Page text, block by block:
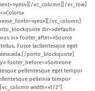
vc_column][/vc_row]
vc_column]
dir=»default»
in» footer_after=»Source
Fusce lacllentesque eget
porto_blockquote]
footer_before=»Someone
pellentesque eget tempor
pelleinia tempor
width=»1/2″]